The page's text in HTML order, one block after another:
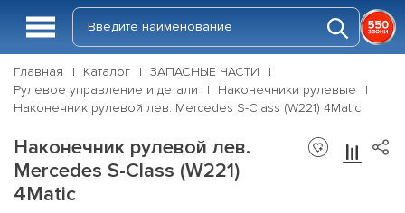
Главная Каталог
ЗАПАСНЫЕ ЧАСТИ
Рулевое управление и детали
Наконечники рулевые
Наконечник рулевой лев. Mercedes S-Class (W221) 4Matic
Наконечник рулевой лев.
Mercedes S-Class (W221)
4Matic